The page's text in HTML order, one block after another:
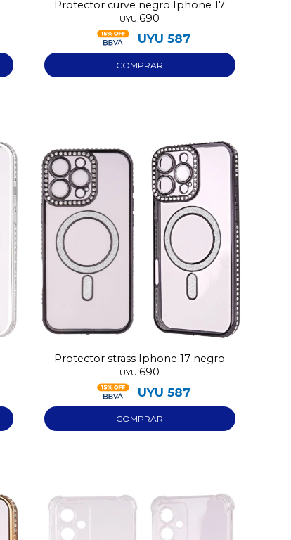
Protector curve negro Iphone 17
UYU 690
UYU 587
Protector strass Iphone 17 negro
UYU 690
UYU 587